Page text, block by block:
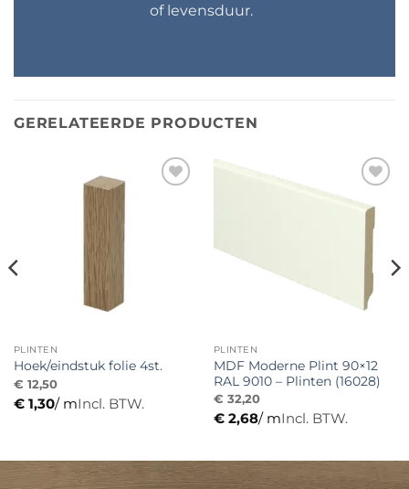
of levensduur.
GERELATEERDE PRODUCTEN
PLINTEN
Hoek/eindstuk folie 4st.
€ 12,50
€1,30/ mIncl. BTW.
Toevoegen
aan
verlanglijst
PLINTEN
MDF Moderne Plint 90×12
RAL 9010 – Plinten (16028)
€ 32,20
€2,68/ mIncl. BTW.